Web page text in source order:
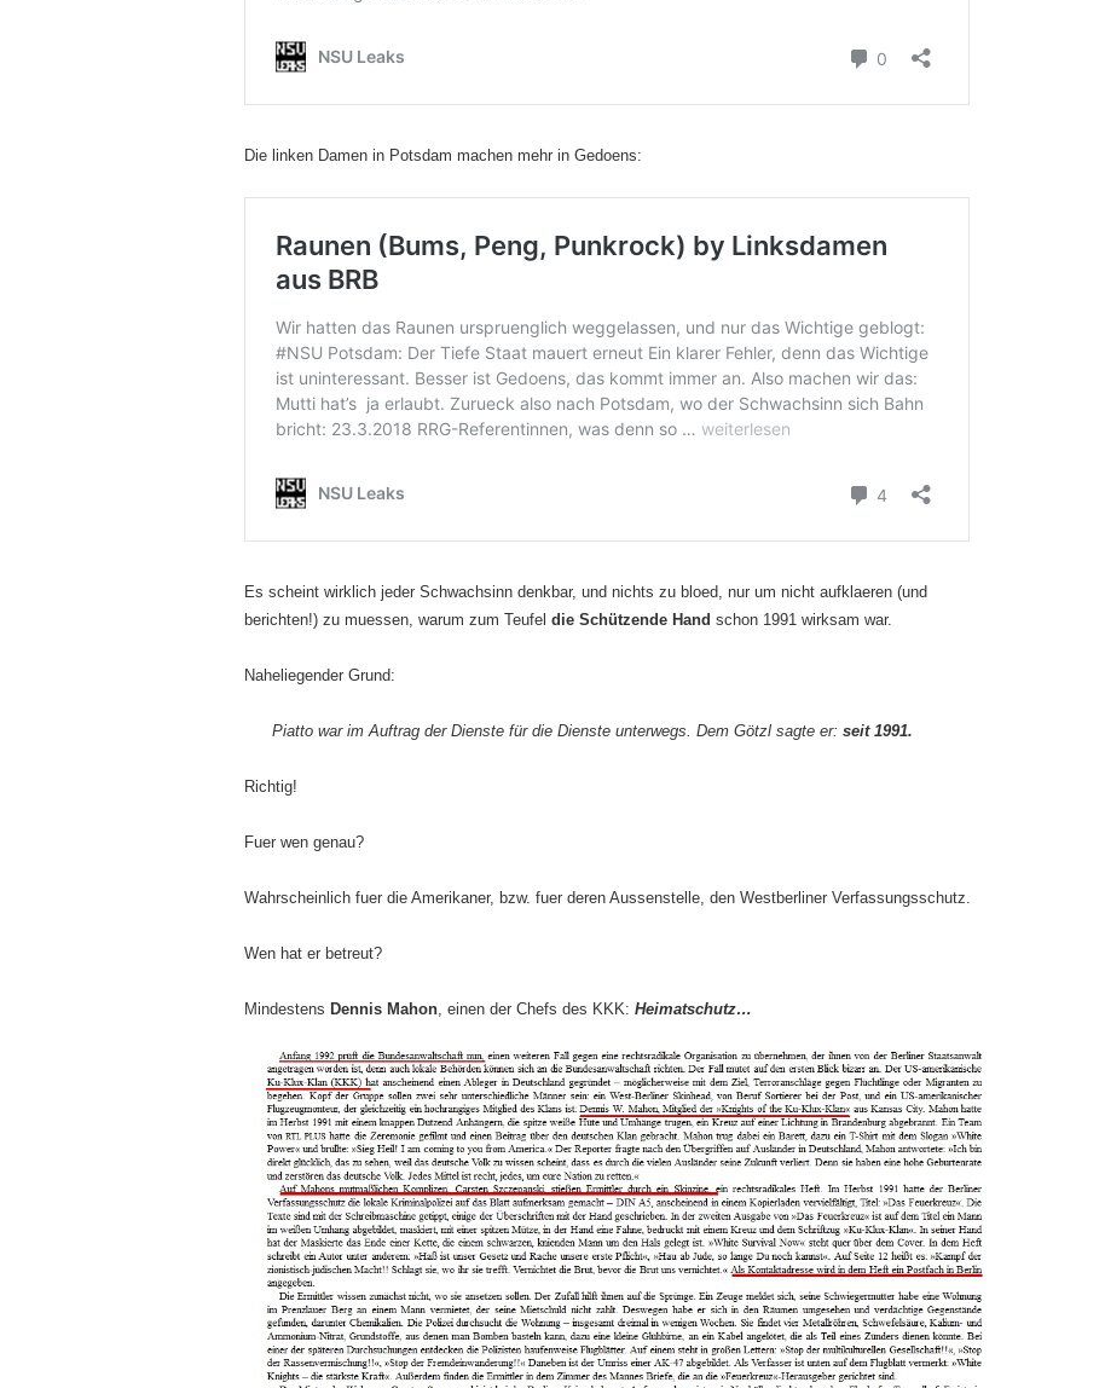
Die linken Damen in Potsdam machen mehr in Gedoens:
Es scheint wirklich jeder Schwachsinn denkbar, und nichts zu bloed, nur um nicht aufklaeren (und
berichten!) zu muessen, warum zum Teufel die Schützende Hand schon 1991 wirksam war.
Naheliegender Grund:
Piatto war im Auftrag der Dienste für die Dienste unterwegs. Dem Götzl sagte er: seit 1991.
Richtig!
Fuer wen genau?
Wahrscheinlich fuer die Amerikaner, bzw. fuer deren Aussenstelle, den Westberliner Verfassungsschutz.
Wen hat er betreut?
Mindestens Dennis Mahon, einen der Chefs des KKK: Heimatschutz…